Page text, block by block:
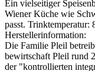
Ein vielseitiger
Wiener Küche wie
passt. Trinktemperatur:
Herstellerinformation:
Die Familie Pleil
bewirtschaft Pleil rund
der "kontrollierten